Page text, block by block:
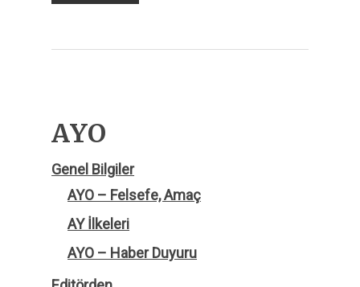
AYO
Genel Bilgiler
AYO – Felsefe, Amaç
AY İlkeleri
AYO – Haber Duyuru